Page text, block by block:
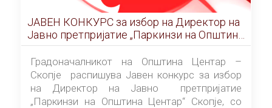
ЈАВЕН КОНКУРС за избор на Директор на
Јавно претпријатие „Паркинзи на Општина
Центар“ – Скопје
Градоначалникот на Општина Центар –
Скопје распишува Јавен конкурс за избор
на Директор на Јавно претпријатие
„Паркинзи на Општина Центар“ Скопје, со